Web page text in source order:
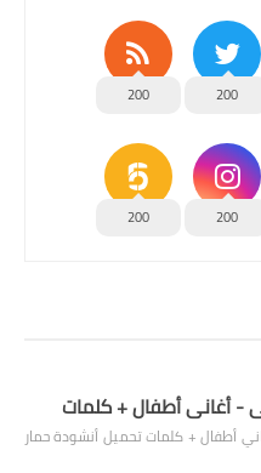
200
200
200
200
- أغاني أطفال + كلمات
أطفال + كلمات تحميل أنشودة حمار